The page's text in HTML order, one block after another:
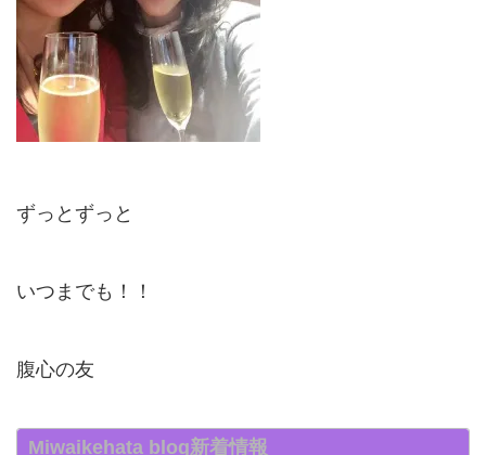
ずっとずっと
いつまでも！！
腹心の友
Miwaikehata blog新着情報